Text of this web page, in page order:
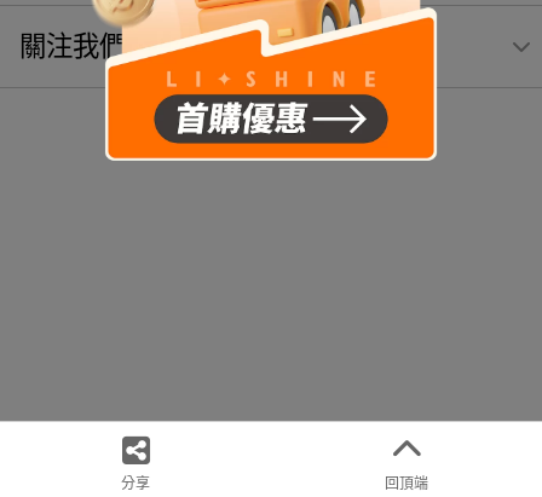
關注我們
分享 回頂端